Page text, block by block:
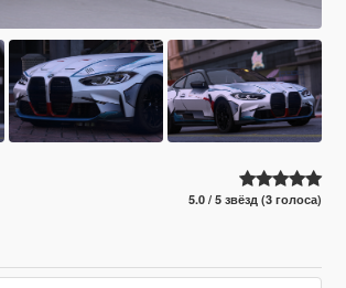
5.0 / 5 звёзд (3 голоса)